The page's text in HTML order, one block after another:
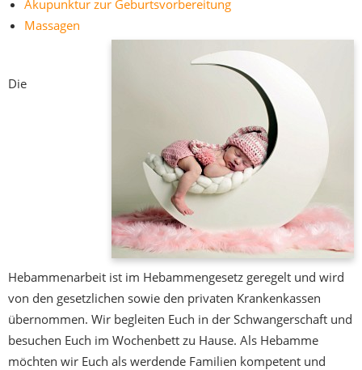
Akupunktur zur Geburtsvorbereitung
Massagen
Die
Hebammenarbeit ist im Hebammengesetz geregelt und wird
von den gesetzlichen sowie den privaten Krankenkassen
übernommen. Wir begleiten Euch in der Schwangerschaft und
besuchen Euch im Wochenbett zu Hause. Als Hebamme
möchten wir Euch als werdende Familien kompetent und